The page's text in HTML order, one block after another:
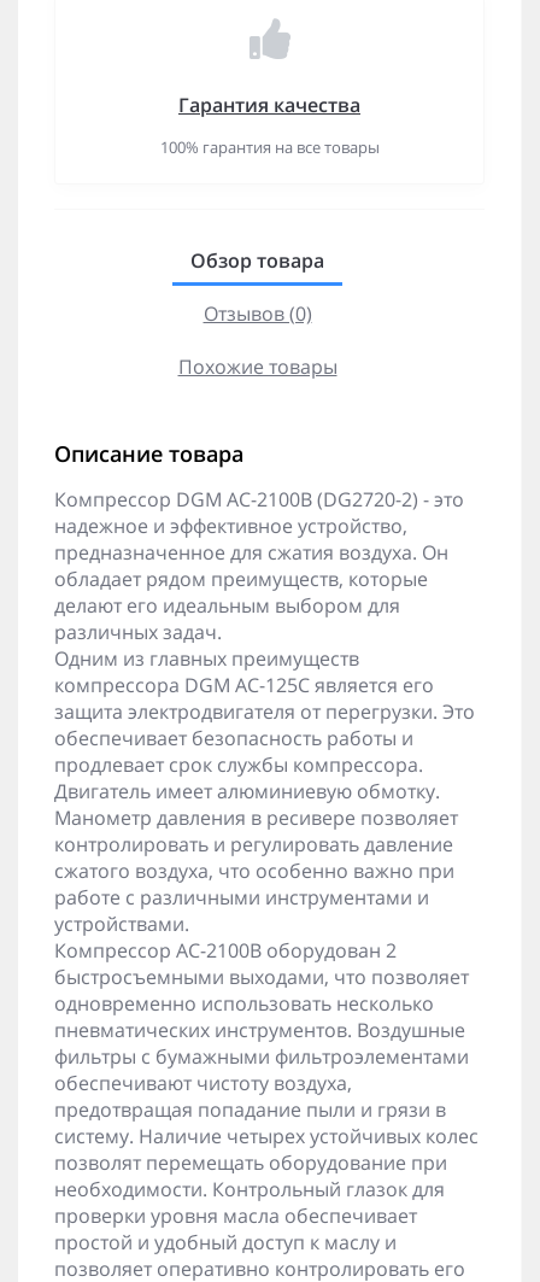
Гарантия качества
100% гарантия на все товары
Обзор товара
Отзывов (0)
Похожие товары
Описание товара
Компрессор DGM AC-2100B (DG2720-2) - это
надежное и эффективное устройство,
предназначенное для сжатия воздуха. Он
обладает рядом преимуществ, которые
делают его идеальным выбором для
различных задач.
Одним из главных преимуществ
компрессора DGM AC-125C является его
защита электродвигателя от перегрузки. Это
обеспечивает безопасность работы и
продлевает срок службы компрессора.
Двигатель имеет алюминиевую обмотку.
Манометр давления в ресивере позволяет
контролировать и регулировать давление
сжатого воздуха, что особенно важно при
работе с различными инструментами и
устройствами.
Компрессор AC-2100B оборудован 2
быстросъемными выходами, что позволяет
одновременно использовать несколько
пневматических инструментов. Воздушные
фильтры с бумажными фильтроэлементами
обеспечивают чистоту воздуха,
предотвращая попадание пыли и грязи в
систему. Наличие четырех устойчивых колес
позволят перемещать оборудование при
необходимости. Контрольный глазок для
проверки уровня масла обеспечивает
простой и удобный доступ к маслу и
позволяет оперативно контролировать его